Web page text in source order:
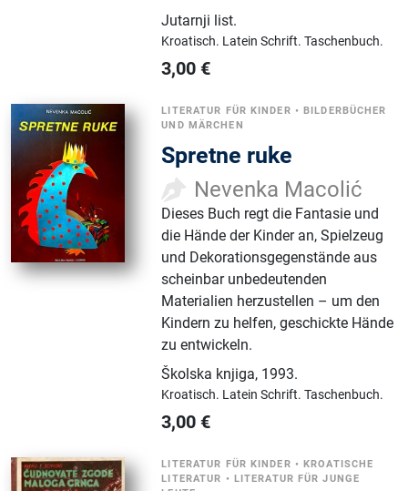
Jutarnji list.
Kroatisch. Latein Schrift.Taschenbuch.
3,00 €
LITERATUR FÜR KINDER •BILDERBÜCHER
UND MÄRCHEN
Spretne ruke
Nevenka Macolić
Dieses Buch regt die Fantasie und
die Hände der Kinder an, Spielzeug
und Dekorationsgegenstände aus
scheinbar unbedeutenden
Materialien herzustellen – um den
Kindern zu helfen, geschickte Hände
zu entwickeln.
Školska knjiga, 1993.
Kroatisch. Latein Schrift.Taschenbuch.
3,00 €
LITERATUR FÜR KINDER •KROATISCHE
LITERATUR • LITERATUR FÜR JUNGE